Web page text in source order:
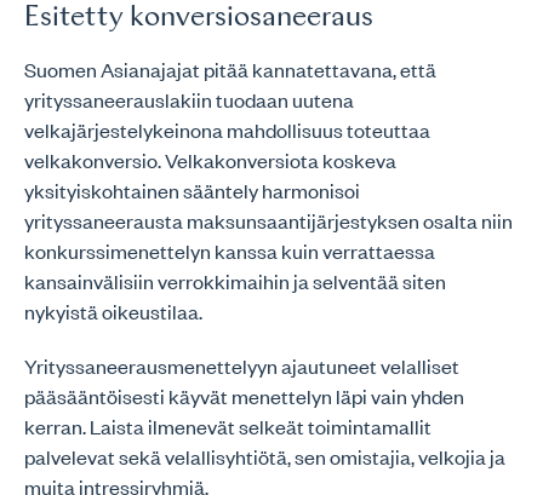
Esitetty konversiosaneeraus
Suomen Asianajajat pitää kannatettavana, että
yrityssaneerauslakiin tuodaan uutena
velkajärjestelykeinona mahdollisuus toteuttaa
velkakonversio. Velkakonversiota koskeva
yksityiskohtainen sääntely harmonisoi
yrityssaneerausta maksunsaantijärjestyksen osalta niin
konkurssimenettelyn kanssa kuin verrattaessa
kansainvälisiin verrokkimaihin ja selventää siten
nykyistä oikeustilaa.
Yrityssaneerausmenettelyyn ajautuneet velalliset
pääsääntöisesti käyvät menettelyn läpi vain yhden
kerran. Laista ilmenevät selkeät toimintamallit
palvelevat sekä velallisyhtiötä, sen omistajia, velkojia ja
muita intressiryhmiä.